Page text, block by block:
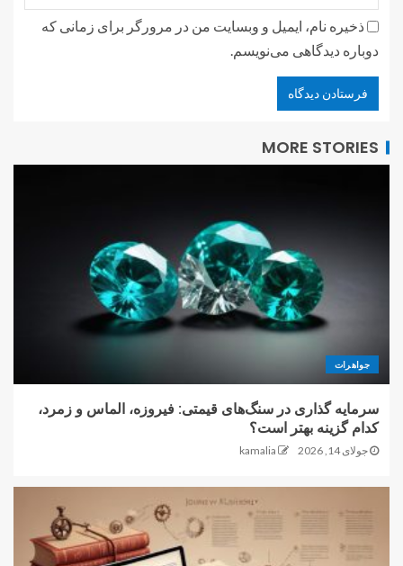
ذخیره نام، ایمیل و وبسایت من در مرورگر برای زمانی که
دوباره دیدگاهی می‌نویسم.
MORE STORIES
جواهرات
سرمایه گذاری در سنگ‌های قیمتی: فیروزه، الماس و زمرد،
کدام گزینه بهتر است؟
جولای 14, 2026 kamalia